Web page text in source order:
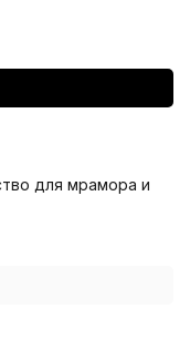
для мрамора и